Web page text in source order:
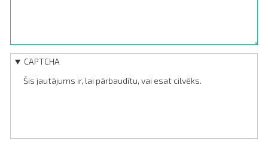
CAPTCHA
Šis jautājums ir, lai pārbaudītu, vai esat cilvēks.